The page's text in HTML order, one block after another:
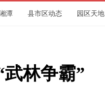
潭 县市区动态 园区天地
林争霸”